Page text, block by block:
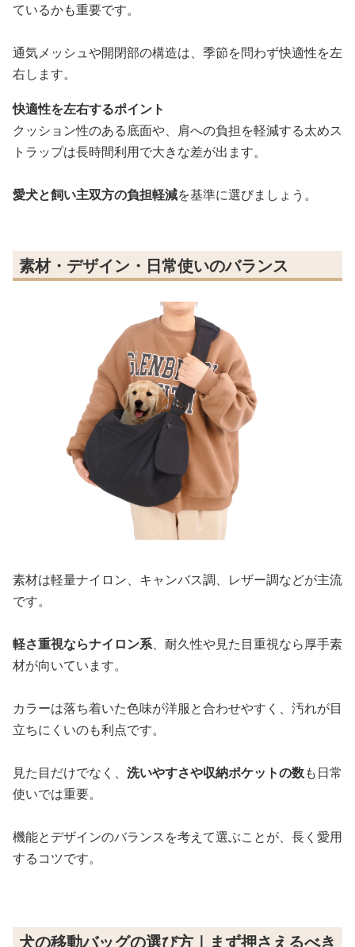
ているかも重要です。
通気メッシュや開閉部の構造は、季節を問わず快適性を左
右します。
快適性を左右するポイント
クッション性のある底面や、肩への負担を軽減する太めス
トラップは長時間利用で大きな差が出ます。
愛犬と飼い主双方の負担軽減を基準に選びましょう。
素材・デザイン・日常使いのバランス
素材は軽量ナイロン、キャンバス調、レザー調などが主流
です。
軽さ重視ならナイロン系、耐久性や見た目重視なら厚手素
材が向いています。
カラーは落ち着いた色味が洋服と合わせやすく、汚れが目
立ちにくいのも利点です。
見た目だけでなく、 洗いやすさや収納ポケットの数も日常
使いでは重要。
機能とデザインのバランスを考えて選ぶことが、長く愛用
するコツです。
犬の移動バッグの選び方｜まず押さえるべき